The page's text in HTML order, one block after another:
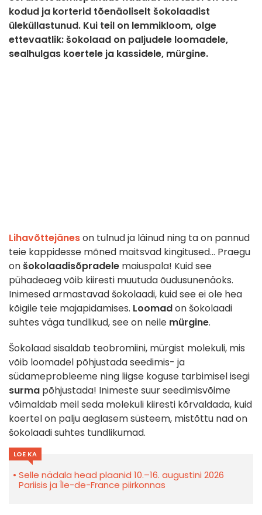
kodud ja korterid tõenäoliselt šokolaadist
üleküllastunud. Kui teil on lemmikloom, olge
ettevaatlik: šokolaad on paljudele loomadele,
sealhulgas koertele ja kassidele, mürgine.
Lihavõttejäneson tulnud ja läinud ning ta on pannud
teie kappidesse mõned maitsvad kingitused... Praegu
onšokolaadisõpradele maiuspala! Kuid see
pühadeaeg võib kiiresti muutuda õudusunenäoks.
Inimesed armastavad šokolaadi, kuid see ei ole hea
kõigile teie majapidamises. Loomadon šokolaadi
suhtes väga tundlikud, see on neile mürgine.
Šokolaad sisaldab teobromiini, mürgist molekuli, mis
võib loomadel põhjustada seedimis- ja
südameprobleeme ning liigse koguse tarbimisel isegi
surma põhjustada! Inimeste suur seedimisvõime
võimaldab meil seda molekuli kiiresti kõrvaldada, kuid
koertel on palju aeglasem süsteem, mistõttu nad on
šokolaadi suhtes tundlikumad.
LOE KA
Selle nädala head plaanid 10.–16. augustini 2026
Pariisis ja Île-de-France piirkonnas